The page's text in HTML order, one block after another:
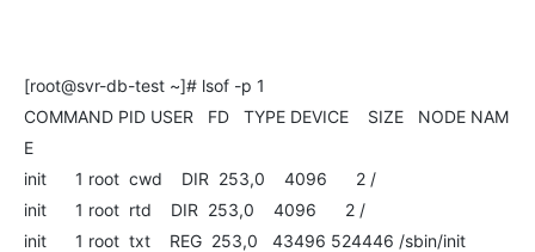
[root@svr-db-test ~]# lsof -p 1
COMMAND PID USER FD TYPE DEVICE SIZE NODE NAM
E
init 1 root cwd DIR 253,0 4096 2 /
init 1 root rtd DIR 253,0 4096 2 /
init 1 root txt REG 253,0 43496 524446 /sbin/init